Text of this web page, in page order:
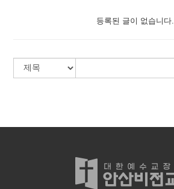
등록된 글이 없습니다.